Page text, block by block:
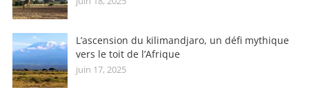
L’ascension du kilimandjaro, un défi mythique
vers le toit de l’Afrique
juin 17, 2025